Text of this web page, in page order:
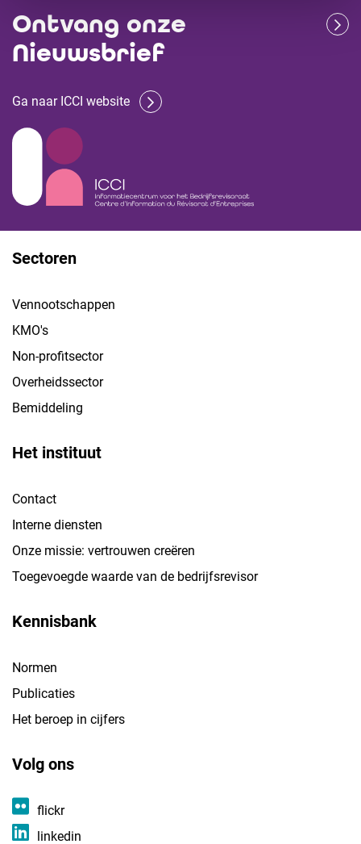
Ontvang onze
Nieuwsbrief
Ga naar ICCI website
Sectoren
Vennootschappen
KMO's
Non-profitsector
Overheidssector
Bemiddeling
Het instituut
Contact
Interne diensten
Onze missie: vertrouwen creëren
Toegevoegde waarde van de bedrijfsrevisor
Kennisbank
Normen
Publicaties
Het beroep in cijfers
Volg ons
flickr
linkedin